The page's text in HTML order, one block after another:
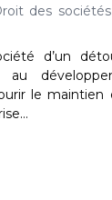
des
d’un
au
le maintien